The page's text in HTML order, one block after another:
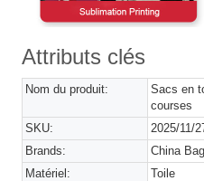
Attributs clés
Nom du produit:
Sacs en
courses
SKU:
2025/11/
Brands:
China
Matériel:
Toile